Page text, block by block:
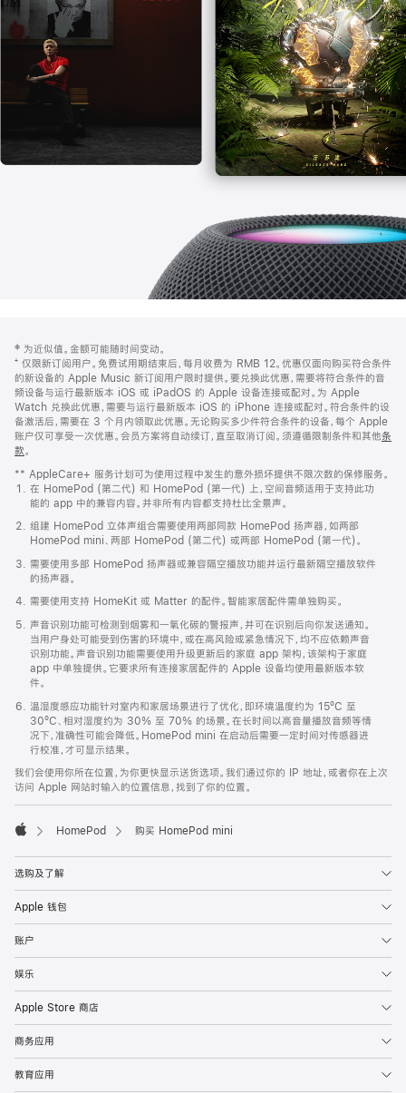
打
开)
页
页
脚
注
‡ 为近似值。金额可能随时间变动。
⁺ 仅限新订阅用户。免费试用期结束后，每月收费为 RMB 12。优惠仅面向购买符合条件
的新设备的 Apple Music 新订阅用户限时提供。要兑换此优惠，需要将符合条件的音
频设备与运行最新版本 iOS 或 iPadOS 的 Apple 设备连接或配对。为 Apple
Watch 兑换此优惠，需要与运行最新版本 iOS 的 iPhone 连接或配对。符合条件的设
备激活后，需要在 3 个月内领取此优惠。无论购买多少件符合条件的设备，每个 Apple
账户仅可享受一次优惠。会员方案将自动续订，直至取消订阅。须遵循限制条件和其他条
款。
窗
口
中
打
开)
** AppleCare+ 服务计划可为使用过程中发生的意外损坏提供不限次数的保修服务。
在 HomePod (第二代) 和 HomePod (第一代) 上，空间音频适用于支持此功
能的 app 中的兼容内容。并非所有内容都支持杜比全景声。
组建 HomePod 立体声组合需要使用两部同款 HomePod 扬声器，如两部
HomePod mini、两部 HomePod (第二代) 或两部 HomePod (第一代)。
需要使用多部 HomePod 扬声器或兼容隔空播放功能并运行最新隔空播放软件
的扬声器。
需要使用支持 HomeKit 或 Matter 的配件。智能家居配件需单独购买。
声音识别功能可检测到烟雾和一氧化碳的警报声，并可在识别后向你发送通知。
当用户身处可能受到伤害的环境中，或在高风险或紧急情况下，均不应依赖声音
识别功能。声音识别功能需要使用升级更新后的家庭 app 架构，该架构于家庭
app 中单独提供。它要求所有连接家居配件的 Apple 设备均使用最新版本软
件。
温湿度感应功能针对室内和家居场景进行了优化，即环境温度约为 15ºC 至
30ºC、相对湿度约为 30% 至 70% 的场景。在长时间以高音量播放音频等情
况下，准确性可能会降低。HomePod mini 在启动后需要一定时间对传感器进
行校准，才可显示结果。
我们会使用你所在位置，为你更快显示送货选项。我们通过你的 IP 地址，或者你在上次
访问 Apple 网站时输入的位置信息，找到了你的位置。
HomePod 购买 HomePod mini
选购及了解
Apple 钱包
账户
娱乐
Apple Store 商店
商务应用
教育应用